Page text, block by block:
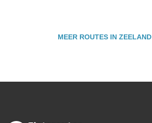
MEER ROUTES IN ZEELAND